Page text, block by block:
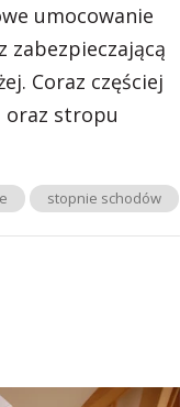
umocowanie
zabezpieczającą
Coraz częściej
oraz stropu
stopnie schodów